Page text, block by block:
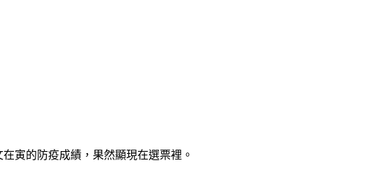
寅的防疫成績，果然顯現在選票裡。